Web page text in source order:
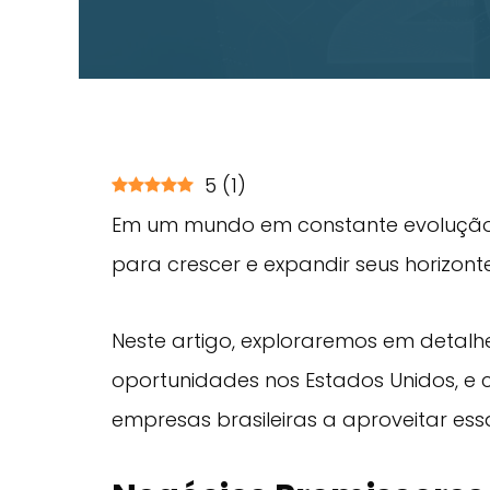
5 (1)
Em um mundo em constante
para crescer e expandir seus
Neste artigo, exploraremos em
oportunidades nos Estados Unidos, e
empresas brasileiras a aproveitar